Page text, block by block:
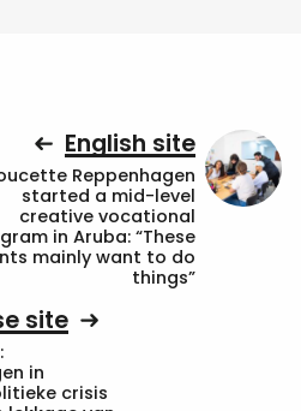
English site
Reppenhagen
started a mid-level
creative vocational
in Aruba: “These
mainly want to do
things”
site
in
crisis